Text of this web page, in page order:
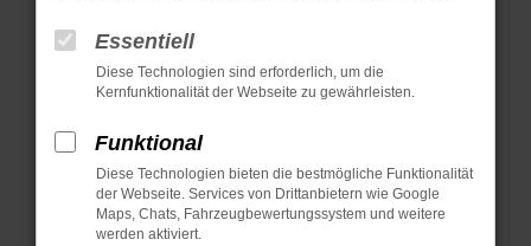
Manche Erweiterungen, wie Werbeblocker,
können das Laden bestimmter Seiten
verhindern. Funktioniert die Seite in einem
anderen Browser oder in einem privaten
Fenster?
Starte dein Gerät neu.
Das kann manchmal helfen,
Essentiell
Diese Technologien sind erforderlich, um die
Kernfunktionalität der Webseite zu gewährleisten.
Funktional
Diese Technologien bieten die bestmögliche Funktionalität
der Webseite. Services von Drittanbietern wie Google
Maps, Chats, Fahrzeugbewertungssystem und weitere
werden aktiviert.